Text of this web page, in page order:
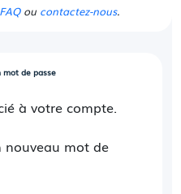
FAQou contactez-nous.
mot de passe
à votre compte.
nouveau mot de